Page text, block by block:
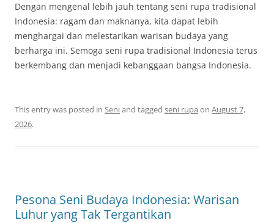
Dengan mengenal lebih jauh tentang seni rupa tradisional
Indonesia: ragam dan maknanya, kita dapat lebih
menghargai dan melestarikan warisan budaya yang
berharga ini. Semoga seni rupa tradisional Indonesia terus
berkembang dan menjadi kebanggaan bangsa Indonesia.
This entry was posted in Seniand tagged seni rupa on August 7,
2026.
Pesona Seni Budaya Indonesia: Warisan
Luhur yang Tak Tergantikan